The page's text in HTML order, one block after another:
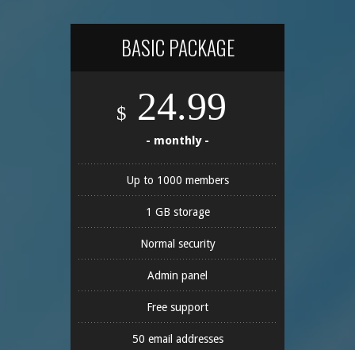
BASIC PACKAGE
$ 24.99
- monthly -
Up to 1000 members
1 GB storage
Normal security
Admin panel
Free support
50 email addresses